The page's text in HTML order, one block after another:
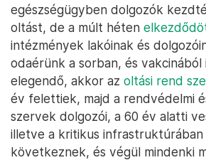
egészségügyben dolgozók
oltást, de a múlt héten
intézmények lakóinak és
odaérünk a sorban, és vakcinából
elegendő, akkor az oltási rend
év felettiek, majd a rendvédelmi
szervek dolgozói, a 60 év alatti
illetve a kritikus infrastruktúrában
következnek, és végül mindenki